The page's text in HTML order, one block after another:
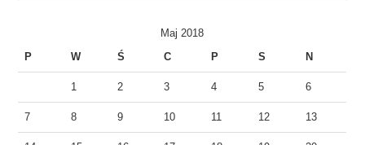
Maj 2018
P W Ś C P S N
1 2 3 4 5 6
7 8 9 10 11 12 13